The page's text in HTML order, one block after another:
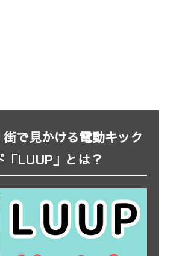
街で見かける電動キック
「LUUP」とは？